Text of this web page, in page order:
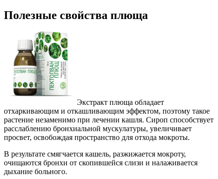
Полезные свойства плюща
Экстракт плюща обладает
отхаркивающим и откашливающим эффектом, поэтому такое
растение незаменимо при лечении кашля. Сироп способствует
расслаблению бронхиальной мускулатуры, увеличивает
просвет, освобождая пространство для отхода мокроты.
В результате смягчается кашель, разжижается мокроту,
очищаются бронхи от скопившейся слизи и налаживается
дыхание больного.